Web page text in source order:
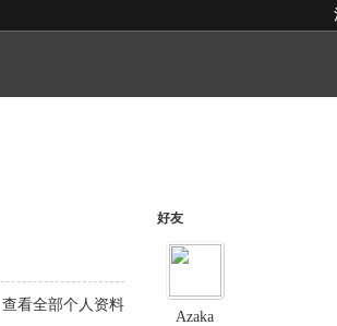
查看全部个人资料
好友
Azaka